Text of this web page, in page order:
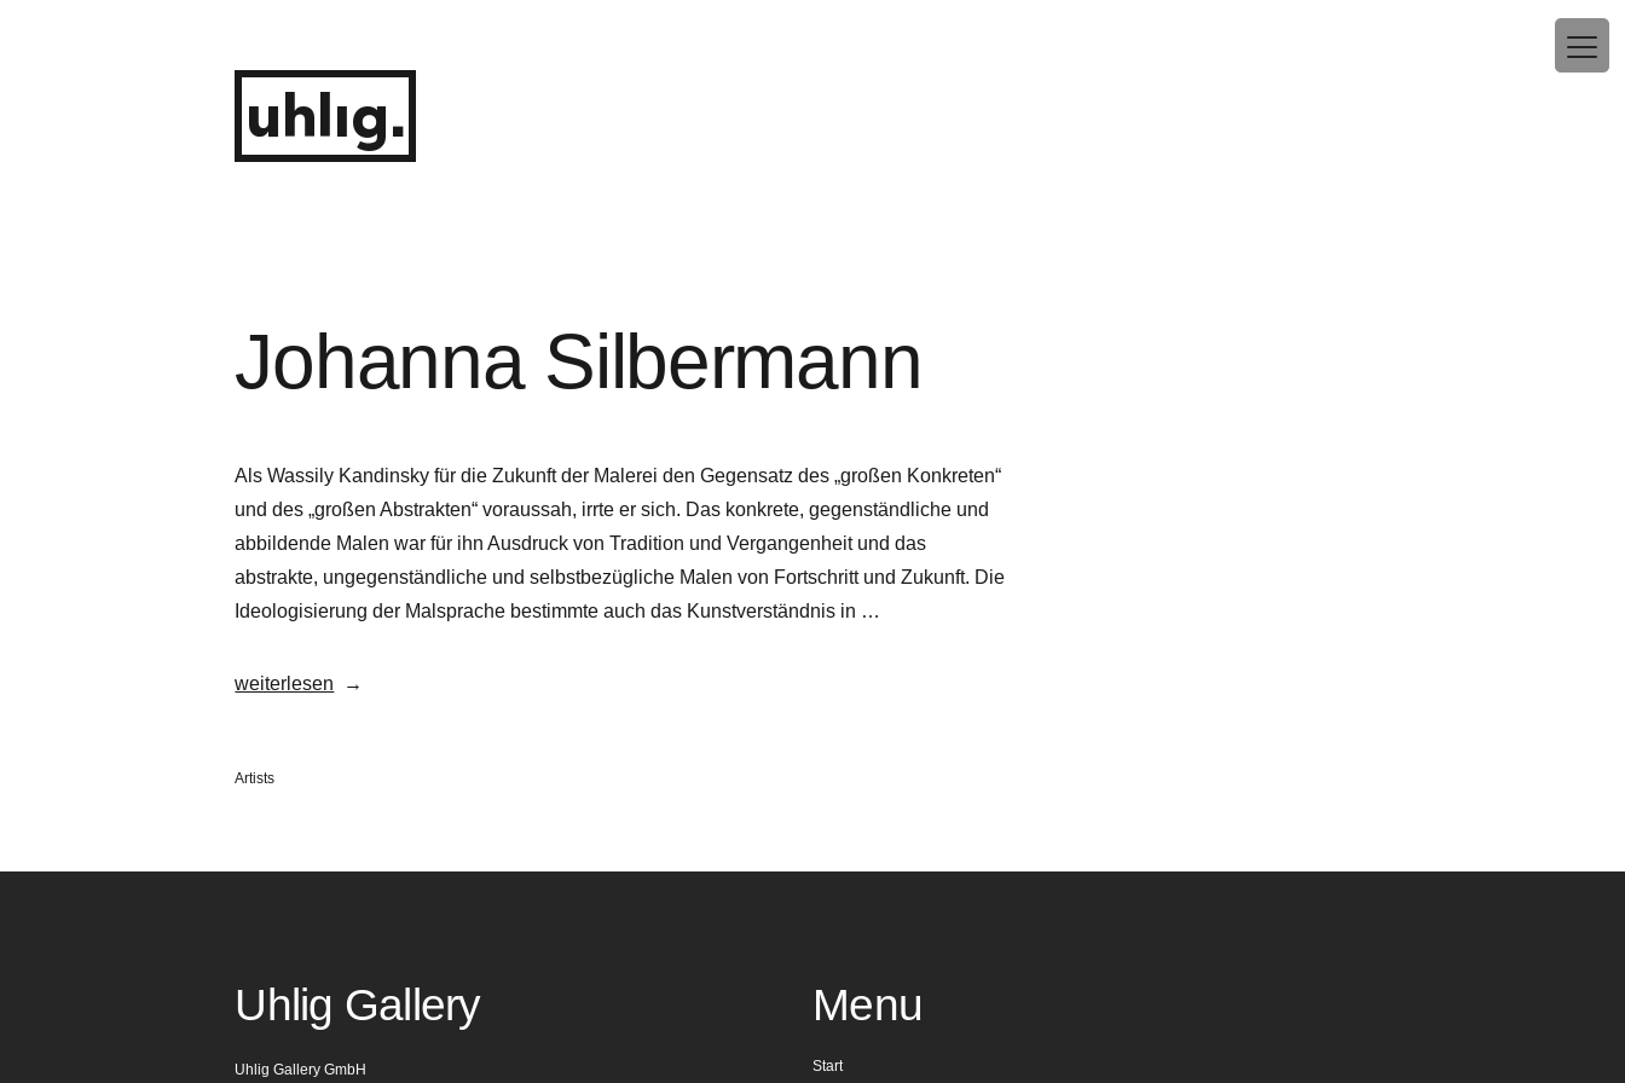
uhlig.
Johanna Silbermann
Als Wassily Kandinsky für die Zukunft der Malerei den Gegensatz des „großen Konkreten“
und des „großen Abstrakten“ voraussah, irrte er sich. Das konkrete, gegenständliche und
abbildende Malen war für ihn Ausdruck von Tradition und Vergangenheit und das
abstrakte, ungegenständliche und selbstbezügliche Malen von Fortschritt und Zukunft. Die
Ideologisierung der Malsprache bestimmte auch das Kunstverständnis in …
„Johanna
weiterlesen
Veröffentlicht
Artists
Uhlig Gallery
Uhlig Gallery GmbH
Menu
Start